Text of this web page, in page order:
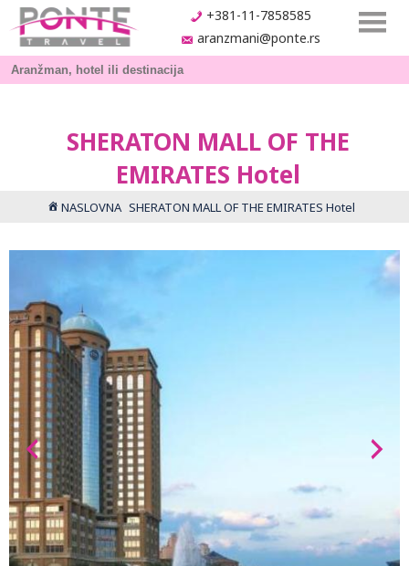
+381-11-7858585
aranzmani@ponte.rs
SHERATON MALL OF THE
EMIRATES Hotel
NASLOVNA SHERATON MALL OF THE EMIRATES Hotel